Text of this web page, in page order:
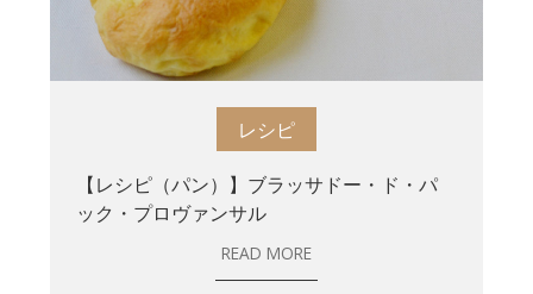
レシピ
【レシピ（パン）】ブラッサドー・ド・パ
ック・プロヴァンサル
READ MORE